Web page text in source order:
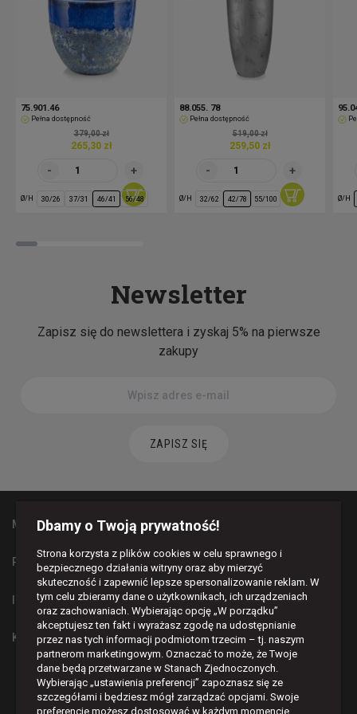
75.901.46
Pełna dostępność
379,00 zł
265,30 zł
Ø/H 30/26 37/31 46/41 56/48
88.055. 78
Pełna dostępność
519,00 zł
259,50 zł
Ø/H 32/62 42/78 55/100 Ø/H
Newsletter
Zapisz się do newslettera i zyskaj 5% na pierwsze
zakupy
ZAPISZ SIĘ
MAPA STRONY
PŁATNOŚCI I DOSTAWA
INFORMACJE
KONTAKT
BĄDŹMY W KONTAKCIE
   
Dbamy o Twoją prywatność!
Strona korzysta z plików cookies w celu sprawnego i
bezpiecznego działania witryny oraz aby mierzyć
skuteczność i zapewnić lepsze spersonalizowanie reklam. W
tym celu zbieramy dane o użytkownikach, ich urządzeniach
oraz zachowaniach. Wybierając opcję „W porządku”
akceptujesz ten fakt i wyrażasz zgodę na udostępnianie
przez nas tych informacji podmiotom trzecim – tj. naszym
partnerom marketingowym. Oznaczać to może, że Twoje
dane będą przetwarzane w Stanach Zjednoczonych.
Wybierając „ustawienia preferencji” zapoznasz się ze
szczegółami i będziesz mógł zarządzać opcjami. Swoje
preferencje możesz dostosować w każdym momencie.